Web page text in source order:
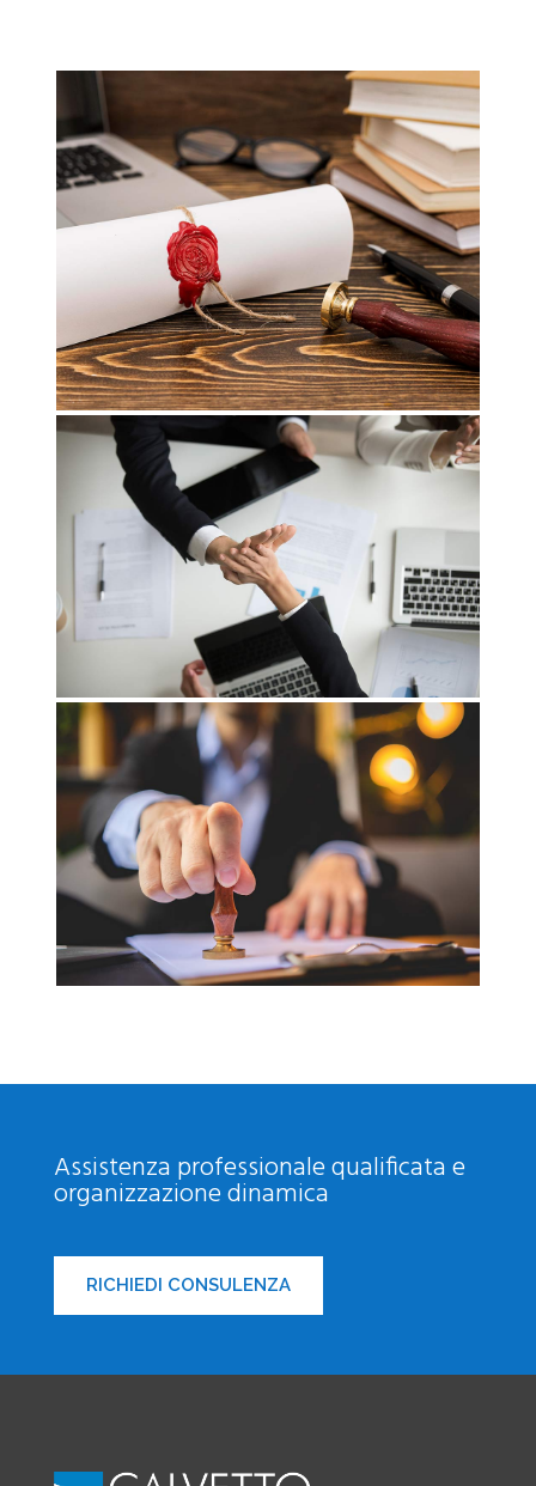
Assistenza professionale qualificata e
organizzazione dinamica
RICHIEDI CONSULENZA